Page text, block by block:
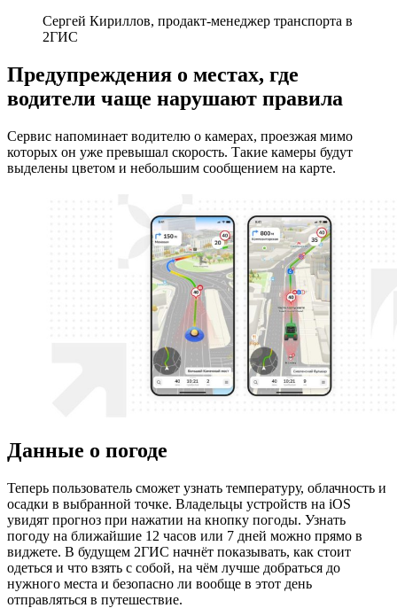
Сергей Кириллов, продакт-менеджер транспорта в
2ГИС
Предупреждения о местах, где
водители чаще нарушают правила
Сервис напоминает водителю о камерах, проезжая мимо
которых он уже превышал скорость. Такие камеры будут
выделены цветом и небольшим сообщением на карте.
Данные о погоде
Теперь пользователь сможет узнать температуру, облачность и
осадки в выбранной точке. Владельцы устройств на iOS
увидят прогноз при нажатии на кнопку погоды. Узнать
погоду на ближайшие 12 часов или 7 дней можно прямо в
виджете. В будущем 2ГИС начнёт показывать, как стоит
одеться и что взять с собой, на чём лучше добраться до
нужного места и безопасно ли вообще в этот день
отправляться в путешествие.